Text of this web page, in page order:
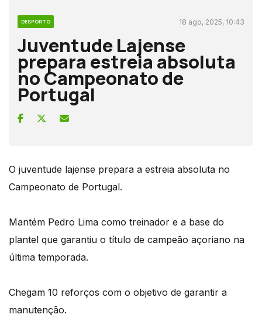
DESPORTO 18 ago, 2025, 10:43
Juventude Lajense
prepara estreia absoluta
no Campeonato de
Portugal
O juventude lajense prepara a estreia absoluta no
Campeonato de Portugal.
Mantém Pedro Lima como treinador e a base do
plantel que garantiu o título de campeão açoriano na
última temporada.
Chegam 10 reforços com o objetivo de garantir a
manutenção.